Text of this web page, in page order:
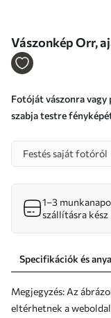
Fotóját vászonra
szabja testre
Festés saját fotóról
1–3
szállításra kész
Specifikációk és
Megjegyzés: Az
eltérhetnek a